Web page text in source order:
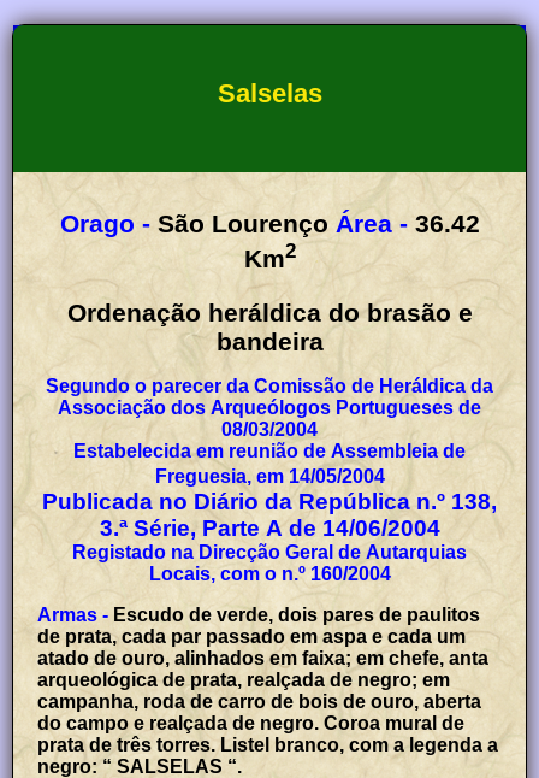
Salselas
Orago - São Lourenço Área - 36.42
Km2
Ordenação heráldica do brasão e
bandeira
Segundo o parecer da Comissão de Heráldica da
Associação dos Arqueólogos Portugueses de
08/03/2004
Estabelecida em reunião de Assembleia de
Freguesia, em 14/05/2004
Publicada no Diário da República n.º 138,
3.ª Série, Parte A de 14/06/2004
Registado na Direcção Geral de Autarquias
Locais, com o n.º 160/2004
Armas - Escudo de verde, dois pares de paulitos
de prata, cada par passado em aspa e cada um
atado de ouro, alinhados em faixa; em chefe, anta
arqueológica de prata, realçada de negro; em
campanha, roda de carro de bois de ouro, aberta
do campo e realçada de negro. Coroa mural de
prata de três torres. Listel branco, com a legenda a
negro: “ SALSELAS “.